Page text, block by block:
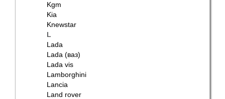
Kgm
Kia
Knewstar
L
Lada
Lada (ваз)
Lada vis
Lamborghini
Lancia
Land rover